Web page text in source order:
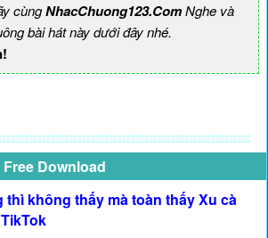
cùngNhacChuong123.ComNghe và
bài hát này dưới đây nhé.
Download
không thấy mà toàn thấy Xu cà